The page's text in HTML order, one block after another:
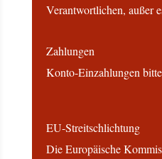
Verantwortlichen, außer
Zahlungen
Konto-Einzahlungen
EU-Streitschlichtung
Die Europäische